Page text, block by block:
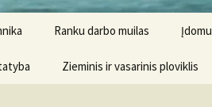
Ranku darbo muilas Įdomu
Zieminis ir vasarinis ploviklis